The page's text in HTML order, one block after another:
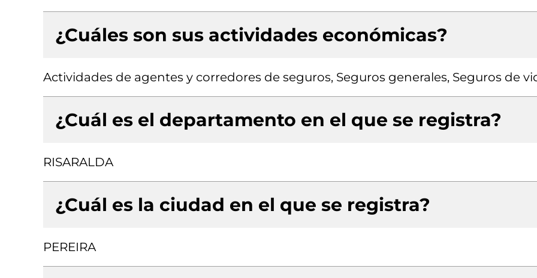
¿Cuáles son sus actividades económicas?
Actividades de agentes y corredores de seguros, Seguros generales, Seguros de
¿Cuál es el departamento en el que se registra?
RISARALDA
¿Cuál es la ciudad en el que se registra?
PEREIRA